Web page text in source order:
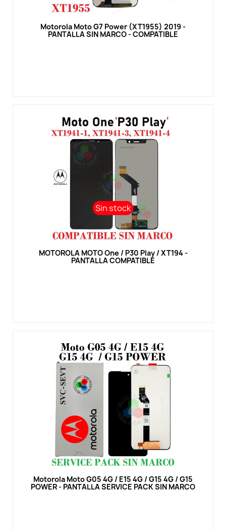
Vista rápida
Motorola Moto G7 Power (XT1955) 2019 -
PANTALLA SIN MARCO - COMPATIBLE
Sin stock
Sin stock
Vista rápida
MOTOROLA MOTO One / P30 Play / XT194 -
PANTALLA COMPATIBLE
Vista rápida
Motorola Moto G05 4G / E15 4G / G15 4G / G15
POWER - PANTALLA SERVICE PACK SIN MARCO